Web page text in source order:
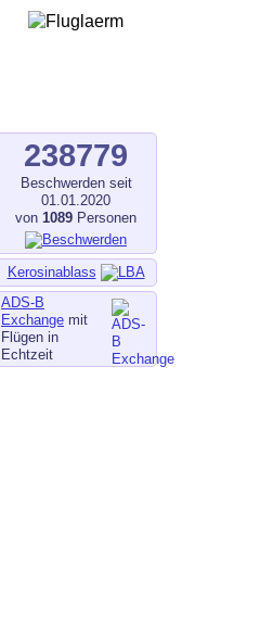
238779
Beschwerden seit
01.01.2020
von 1089 Personen
Kerosinablass
ADS-B
Exchange mit
Flügen in
Echtzeit